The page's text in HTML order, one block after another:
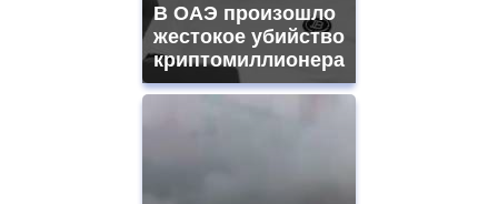
В ОАЭ произошло
жестокое убийство
криптомиллионера